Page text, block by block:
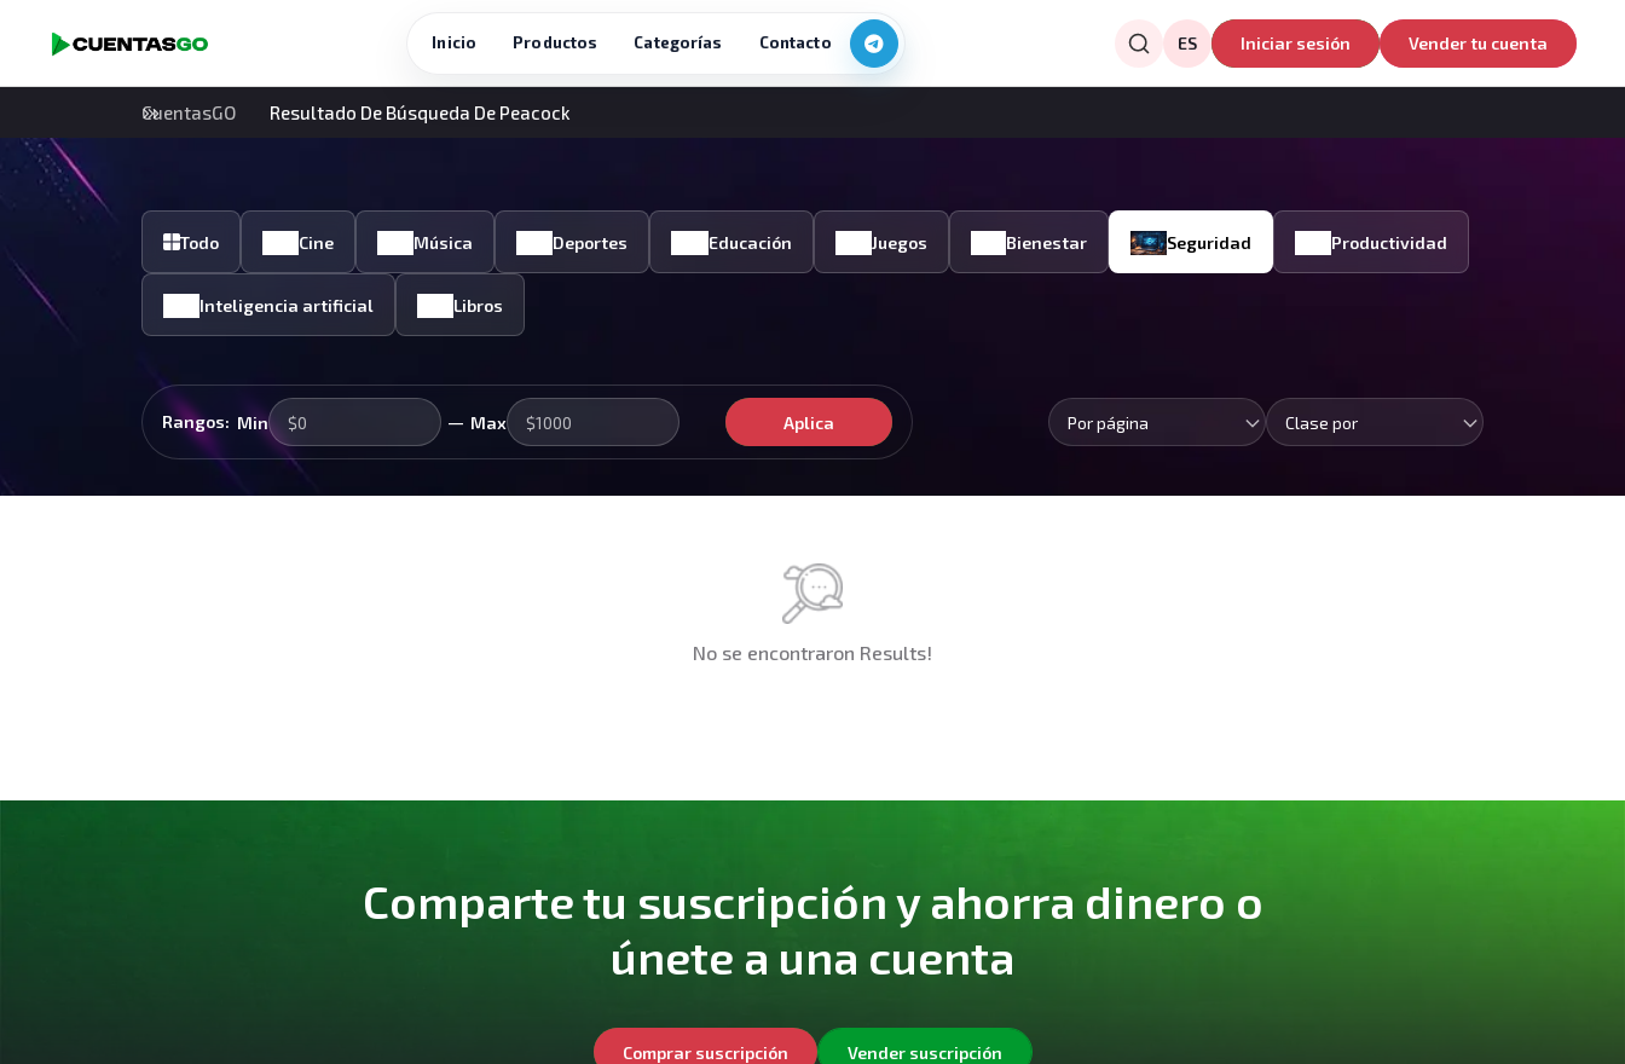
Inicio Productos Categorías Contacto ES Iniciar sesión Vender tu cuenta
CuentasGO Resultado De Búsqueda De Peacock
Todo Cine Música Deportes Educación Juegos Bienestar Seguridad Productividad
Inteligencia artificial Libros
Rangos: Min — Max Aplica Por página Clase por
No se encontraron Results!
Comparte tu suscripción y ahorra dinero o
únete a una cuenta
Comprar suscripción Vender suscripción